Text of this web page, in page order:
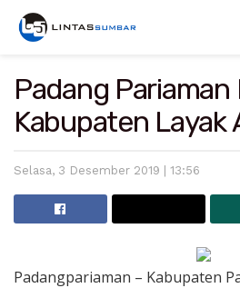
Padang
Kabupaten Layak
Selasa, 3 Desember 2019 | 13:56
Padangpariaman – Kabupaten